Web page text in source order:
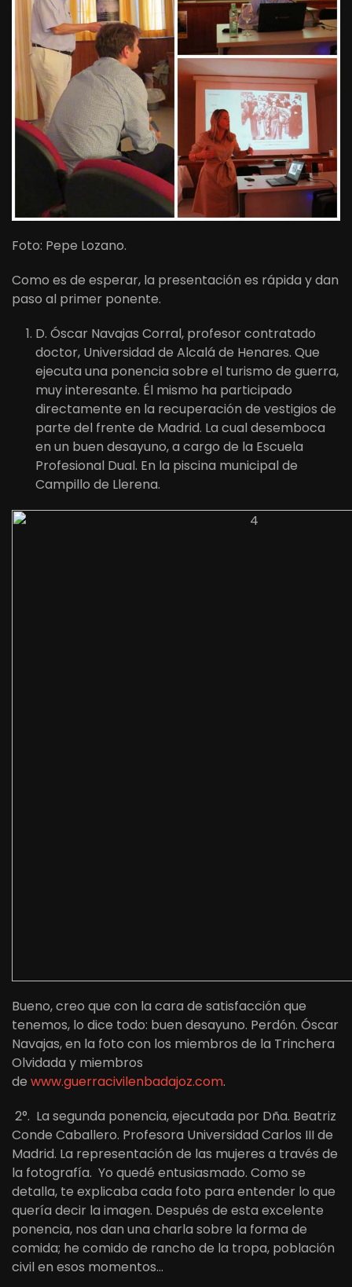
Foto: Pepe Lozano.
Como es de esperar, la presentación es rápida y dan
paso al primer ponente.
D. Óscar Navajas Corral, profesor contratado
doctor, Universidad de Alcalá de Henares. Que
ejecuta una ponencia sobre el turismo de guerra,
muy interesante. Él mismo ha participado
directamente en la recuperación de vestigios de
parte del frente de Madrid. La cual desemboca
en un buen desayuno, a cargo de la Escuela
Profesional Dual. En la piscina municipal de
Campillo de Llerena.
Bueno, creo que con la cara de satisfacción que
tenemos, lo dice todo: buen desayuno. Perdón. Óscar
Navajas, en la foto con los miembros de la Trinchera
Olvidada y miembros
de www.guerracivilenbadajoz.com.
2°. La segunda ponencia, ejecutada por Dña. Beatriz
Conde Caballero. Profesora Universidad Carlos III de
Madrid. La representación de las mujeres a través de
la fotografía. Yo quedé entusiasmado. Como se
detalla, te explicaba cada foto para entender lo que
quería decir la imagen. Después de esta excelente
ponencia, nos dan una charla sobre la forma de
comida; he comido de rancho de la tropa, población
civil en esos momentos…